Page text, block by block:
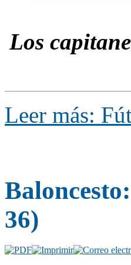
Los
Leer más:
36)